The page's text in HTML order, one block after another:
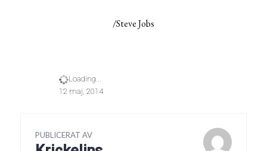
/Steve Jobs
Loading...
12 maj, 2014
PUBLICERAT AV